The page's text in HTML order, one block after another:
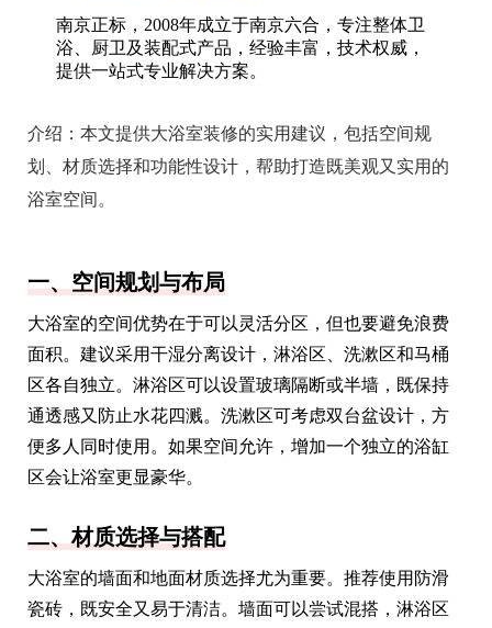
南京正标，2008年成立于南京六合，专注整体卫
浴、厨卫及装配式产品，经验丰富，技术权威，
提供一站式专业解决方案。
介绍： 本文提供大浴室装修的实用建议，包括空间规
划、材质选择和功能性设计，帮助打造既美观又实用的
浴室空间。
一、空间规划与布局
大浴室的空间优势在于可以灵活分区，但也要避免浪费
面积。建议采用干湿分离设计，淋浴区、洗漱区和马桶
区各自独立。淋浴区可以设置玻璃隔断或半墙，既保持
通透感又防止水花四溅。洗漱区可考虑双台盆设计，方
便多人同时使用。如果空间允许，增加一个独立的浴缸
区会让浴室更显豪华。
二、材质选择与搭配
大浴室的墙面和地面材质选择尤为重要。推荐使用防滑
瓷砖，既安全又易于清洁。墙面可以尝试混搭，淋浴区